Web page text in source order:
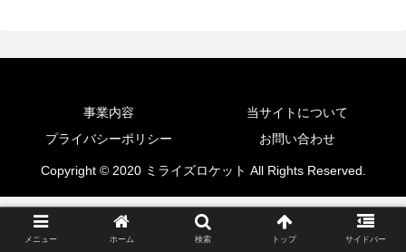
事業内容
当サイトについて
プライバシーポリシー
お問い合わせ
Copyright © 2020 ミライズロケット All Rights Reserved.
メニュー ホーム 検索 トップ サイドバー